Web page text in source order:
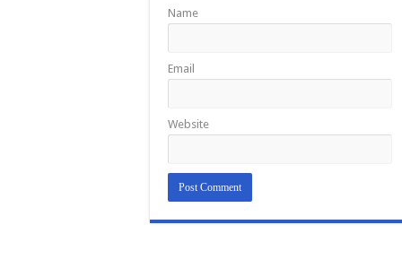
Name
Email
Website